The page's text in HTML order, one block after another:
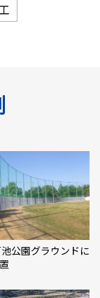
公園グラウンドに